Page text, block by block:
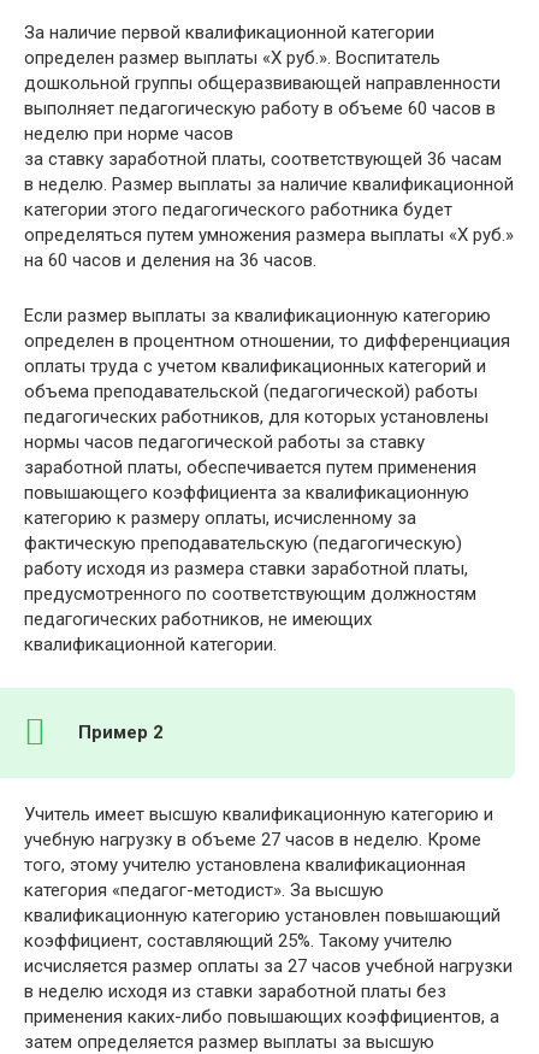
За наличие первой квалификационной категории
определен размер выплаты «Х руб.». Воспитатель
дошкольной группы общеразвивающей направленности
выполняет педагогическую работу в объеме 60 часов в
неделю при норме часов
за ставку заработной платы, соответствующей 36 часам
в неделю. Размер выплаты за наличие квалификационной
категории этого педагогического работника будет
определяться путем умножения размера выплаты «Х руб.»
на 60 часов и деления на 36 часов.
Если размер выплаты за квалификационную категорию
определен в процентном отношении, то дифференциация
оплаты труда с учетом квалификационных категорий и
объема преподавательской (педагогической) работы
педагогических работников, для которых установлены
нормы часов педагогической работы за ставку
заработной платы, обеспечивается путем применения
повышающего коэффициента за квалификационную
категорию к размеру оплаты, исчисленному за
фактическую преподавательскую (педагогическую)
работу исходя из размера ставки заработной платы,
предусмотренного по соответствующим должностям
педагогических работников, не имеющих
квалификационной категории.
Пример 2
Учитель имеет высшую квалификационную категорию и
учебную нагрузку в объеме 27 часов в неделю. Кроме
того, этому учителю установлена квалификационная
категория «педагог-методист». За высшую
квалификационную категорию установлен повышающий
коэффициент, составляющий 25%. Такому учителю
исчисляется размер оплаты за 27 часов учебной нагрузки
в неделю исходя из ставки заработной платы без
применения каких-либо повышающих коэффициентов, а
затем определяется размер выплаты за высшую